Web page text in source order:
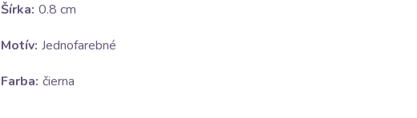
Šírka: 0.8 cm
Motív: Jednofarebné
Farba: čierna